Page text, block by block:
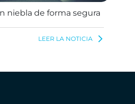
niebla de forma segura
LEER LA NOTICIA